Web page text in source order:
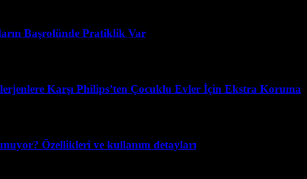
Başrolünde Pratiklik Var
Karşı Philips’ten Çocuklu Evler İçin Ekstra Koruma
Özellikleri ve kullanım detayları